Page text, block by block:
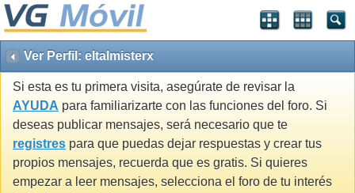
Ver Perfil: eltalmisterx
Si esta es tu primera visita, asegúrate de revisar la
AYUDA para familiarizarte con las funciones del foro. Si
deseas publicar mensajes, será necesario que te
registres para que puedas dejar respuestas y crear tus
propios mensajes, recuerda que es gratis. Si quieres
empezar a leer mensajes, selecciona el foro de tu interés